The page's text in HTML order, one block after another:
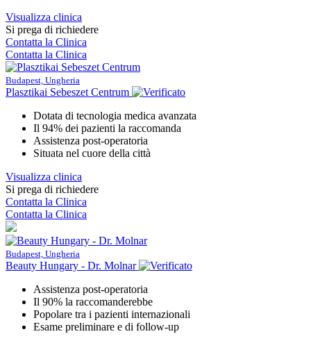
Visualizza clinica
Si prega di richiedere
Contatta la Clinica
Contatta la Clinica
Budapest, Ungheria
Plasztikai Sebeszet Centrum
Dotata di tecnologia medica avanzata
Il 94% dei pazienti la raccomanda
Assistenza post-operatoria
Situata nel cuore della città
Visualizza clinica
Si prega di richiedere
Contatta la Clinica
Contatta la Clinica
Budapest, Ungheria
Beauty Hungary - Dr. Molnar
Assistenza post-operatoria
Il 90% la raccomanderebbe
Popolare tra i pazienti internazionali
Esame preliminare e di follow-up